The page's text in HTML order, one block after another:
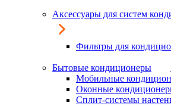
Аксессуары для систем
Фильтры для
Бытовые кондиционеры
Мобильные
Оконные
Сплит-системы